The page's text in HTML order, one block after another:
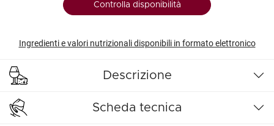
Controlla disponibilità
Ingredienti e valori nutrizionali disponibili in formato elettronico
Descrizione
Scheda tecnica